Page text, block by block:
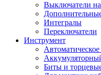
Выключатели
Интегралы
Переключатели
Инструмент
Биты и